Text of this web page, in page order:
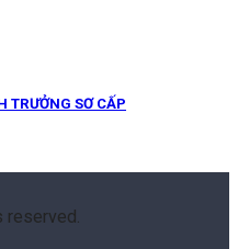
TRƯỞNG SƠ CẤP
reserved.